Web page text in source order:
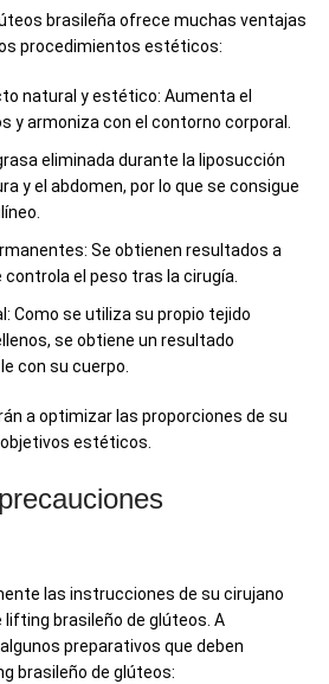
brasileña ofrece muchas ventajas
procedimientos estéticos:
natural y estético: Aumenta el
y armoniza con el contorno corporal.
eliminada durante la liposucción
y el abdomen, por lo que se consigue
Se obtienen resultados a
controla el peso tras la cirugía.
Como se utiliza su propio tejido
se obtiene un resultado
con su cuerpo.
a optimizar las proporciones de su
estéticos.
las instrucciones de su cirujano
lifting brasileño de glúteos. A
preparativos que deben
brasileño de glúteos: